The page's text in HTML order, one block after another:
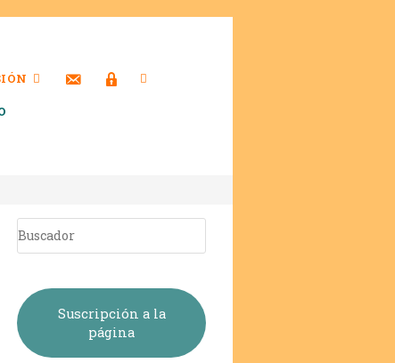
Suscripción a la
página